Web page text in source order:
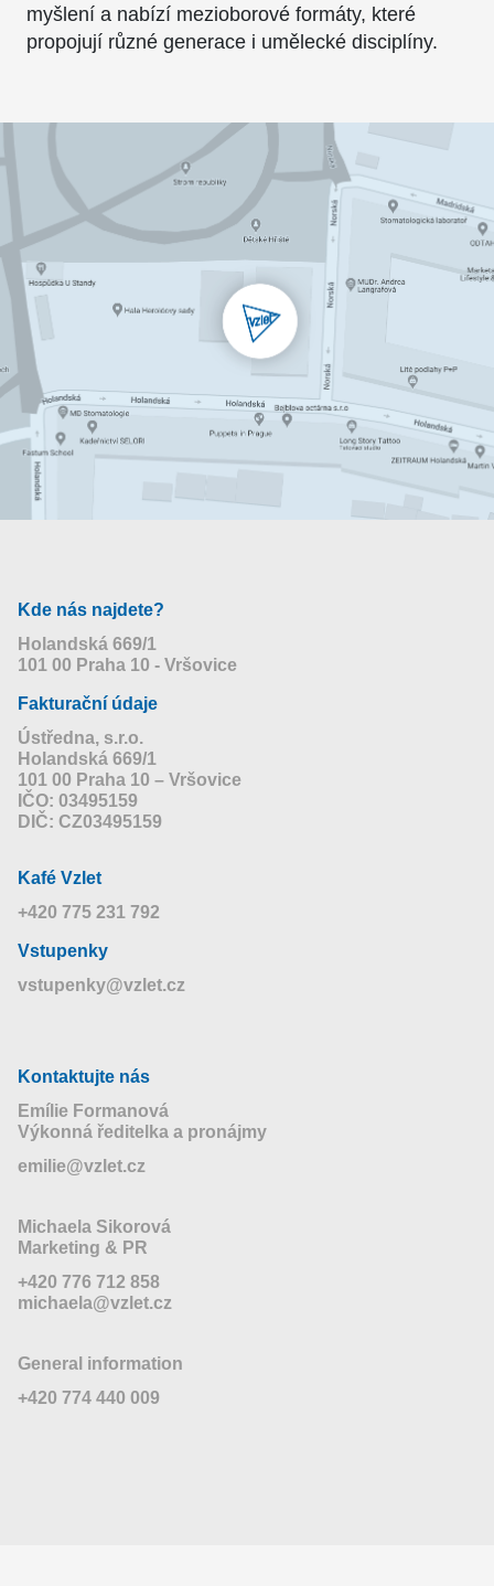
myšlení a nabízí mezioborové formáty, které
propojují různé generace i umělecké disciplíny.
Kde nás najdete?
Holandská 669/1
101 00 Praha 10 - Vršovice
Fakturační údaje
Ústředna, s.r.o.
Holandská 669/1
101 00 Praha 10 – Vršovice
IČO: 03495159
DIČ: CZ03495159
Kafé Vzlet
+420 775 231 792
Vstupenky
vstupenky@vzlet.cz
Kontaktujte nás
Emílie Formanová
Výkonná ředitelka a pronájmy
emilie@vzlet.cz
Michaela Sikorová
Marketing & PR
+420 776 712 858
michaela@vzlet.cz
General information
+420 774 440 009